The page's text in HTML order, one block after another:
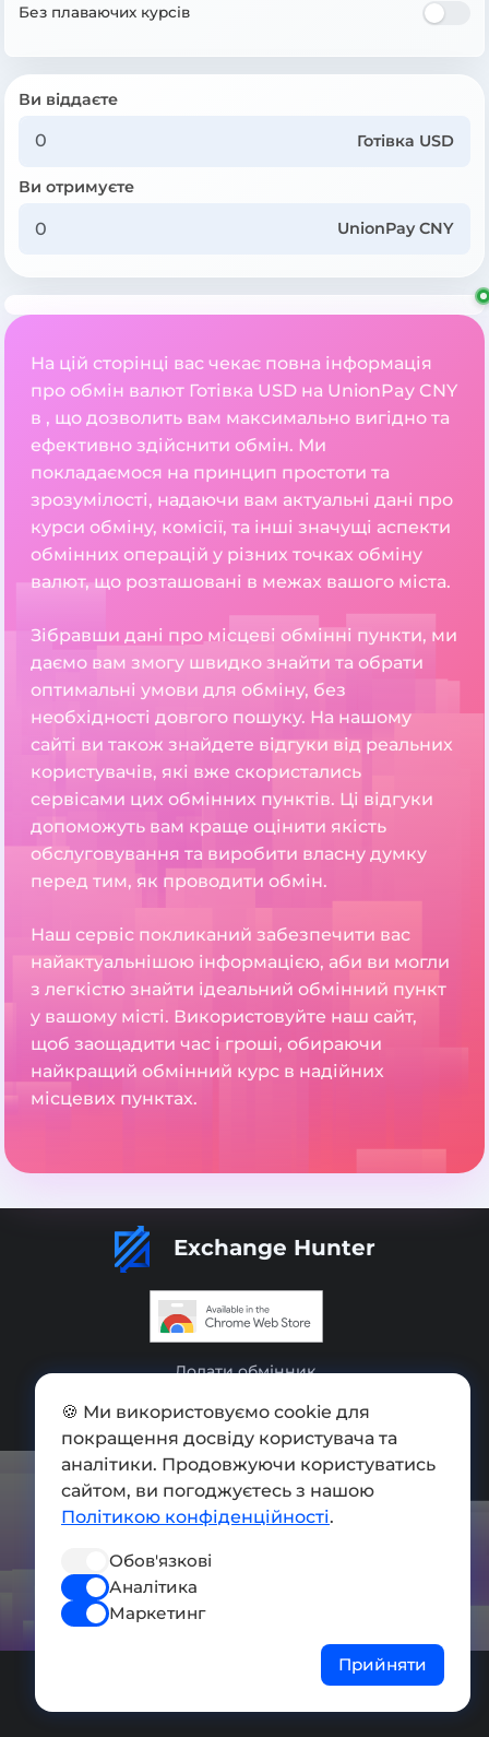
Без плаваючих курсів
Ви віддаєте
Готівка USD
Ви отримуєте
UnionPay CNY
На цій сторінці вас чекає повна інформація
про обмін валют Готівка USD на UnionPay CNY
в , що дозволить вам максимально вигідно та
ефективно здійснити обмін. Ми
покладаємося на принцип простоти та
зрозумілості, надаючи вам актуальні дані про
курси обміну, комісії, та інші значущі аспекти
обмінних операцій у різних точках обміну
валют, що розташовані в межах вашого міста.
Зібравши дані про місцеві обмінні пункти, ми
даємо вам змогу швидко знайти та обрати
оптимальні умови для обміну, без
необхідності довгого пошуку. На нашому
сайті ви також знайдете відгуки від реальних
користувачів, які вже скористались
сервісами цих обмінних пунктів. Ці відгуки
допоможуть вам краще оцінити якість
обслуговування та виробити власну думку
перед тим, як проводити обмін.
Наш сервіс покликаний забезпечити вас
найактуальнішою інформацією, аби ви могли
з легкістю знайти ідеальний обмінний пункт
у вашому місті. Використовуйте наш сайт,
щоб заощадити час і гроші, обираючи
найкращий обмінний курс в надійних
місцевих пунктах.
Exchange Hunter
Додати обмінник
Мапа сайту
Press kit
Умови використання
Політика конфіденційності
СОЦ. МЕРЕЖІ
🍪 Ми використовуємо cookie для
покращення досвіду користувача та
аналітики. Продовжуючи користуватись
сайтом, ви погоджуєтесь з нашою
Політикою конфіденційності.
Обов'язкові
Аналітика
Маркетинг
Прийняти